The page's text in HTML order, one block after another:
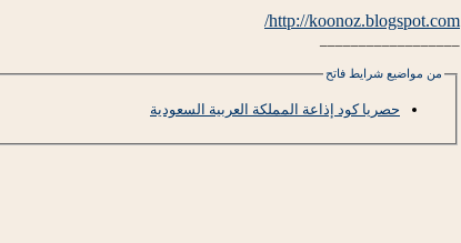
http://koonoz.blogspot.com/
من مواضيع شرايط فاتح
حصريا كود إذاعة المملكة العربية السعودية